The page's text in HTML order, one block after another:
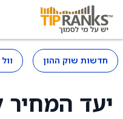
חדשות שוק ההון
יעד המחיר